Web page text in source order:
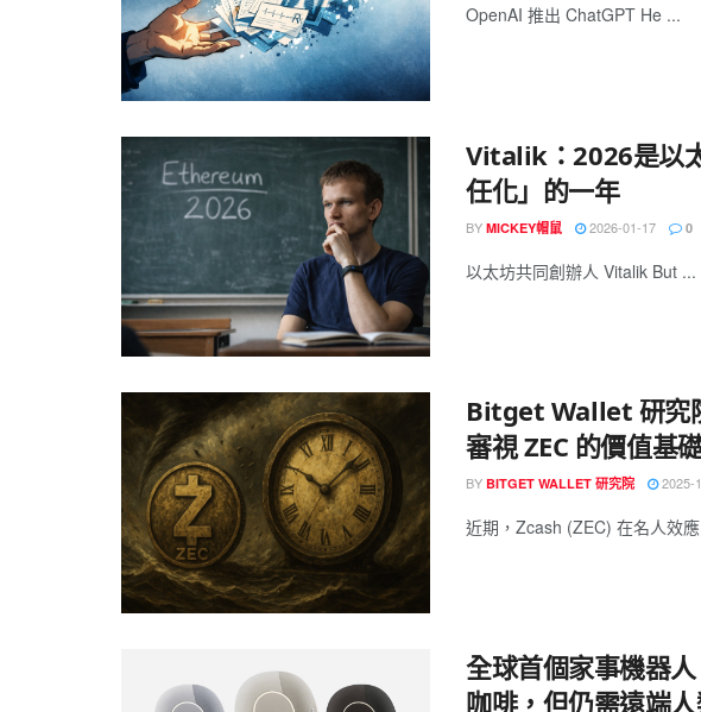
OpenAI 推出 ChatGPT He ...
Vitalik：2026是以
任化」的一年
BY MICKEY帽鼠 2026-01-17 0
以太坊共同創辦人 Vitalik But ...
Bitget Wallet 研究
審視 ZEC 的價值基
BY BITGET WALLET 研究院 2025-
近期，Zcash (ZEC) 在名人效
全球首個家事機器
咖啡，但仍需遠端